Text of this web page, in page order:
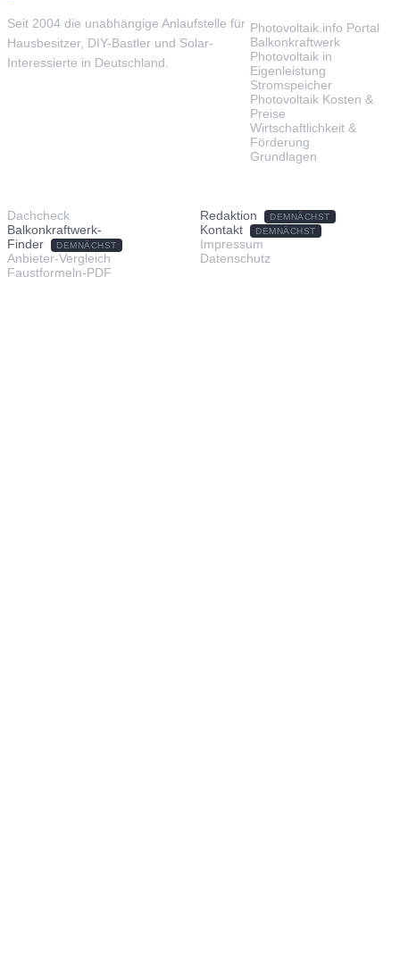
Seit 2004 die unabhängige Anlaufstelle für
Hausbesitzer, DIY-Bastler und Solar-
Interessierte in Deutschland.
Photovoltaik.info Portal
Balkonkraftwerk
Photovoltaik in
Eigenleistung
Stromspeicher
Photovoltaik Kosten &
Preise
Wirtschaftlichkeit &
Förderung
Grundlagen
Dachcheck
Balkonkraftwerk-
Finder
DEMNÄCHST
Anbieter-Vergleich
Faustformeln-PDF
Redaktion DEMNÄCHST
Kontakt DEMNÄCHST
Impressum
Datenschutz